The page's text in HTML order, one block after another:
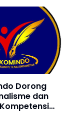
Dorong
dan